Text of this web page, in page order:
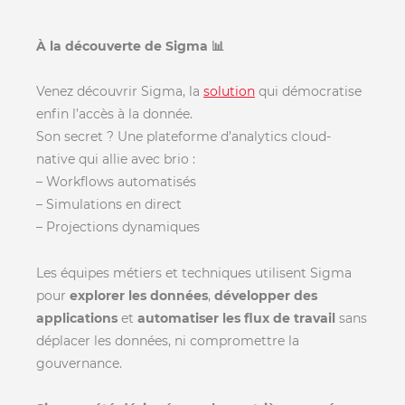
À la découverte de Sigma 📊
Venez découvrir Sigma, la solution qui démocratise
enfin l’accès à la donnée.
Son secret ? Une plateforme d’analytics cloud-
native qui allie avec brio :
– Workflows automatisés
– Simulations en direct
– Projections dynamiques
Les équipes métiers et techniques utilisent Sigma
pour explorer les données, développer des
applications et automatiser les flux de travail sans
déplacer les données, ni compromettre la
gouvernance.